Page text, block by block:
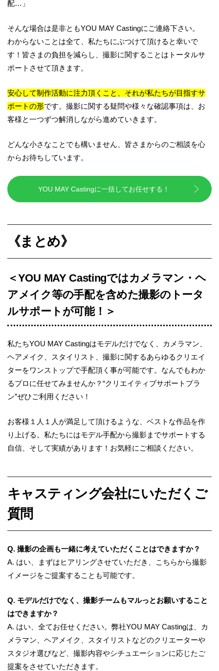
配…」
そんな場合は是非ともYOU MAY Castingにご連絡下さい。
わからないことは全て、私たちにぶつけて頂けると幸いで
す！皆さまの負担を減らし、撮影に関することはトータルサ
ポートさせて頂きます。
安心して制作活動に注力頂くこと、それが私たちが目指すサ
ポートの形です。撮影に関する疑問や様々な確認事項は、お
客様と一つずつ解消しながら進めていきます。
どんな小さなことでも構いません、皆さまからのご相談を心
からお待ちしています。
YOU MAY Castingに一括してお任せする！
《まとめ》
＜YOU MAY Castingではカメラマン・ヘ
アメイク等の手配を含めた撮影のトータ
ルサポートが可能！＞
私たちYOU MAY Castingはモデルだけでなく、カメラマン、
ヘアメイク、スタイリスト、撮影に関するあらゆるクリエイ
ターをワンストップで手配頂く事が可能です。なんでもわか
るプロに任せてみませんか？“クリエイティブサポートプラ
ン”ぜひご利用ください！
お客様１人１人が満足して頂けるような、ベストな作品を作
り上げる。私たちにはモデル手配から撮影までサポートする
自信、そして実績があります！お気軽にご相談ください。
キャスティング会社にいただくご
質問
Q. 撮影の企画も一緒に考えていただくことはできますか？
A. はい、まずはヒアリングさせていただき、こちらから撮影
イメージをご提案することも可能です。
Q. モデルだけでなく、撮影チームもマルっとお願いすること
はできますか？
A. はい、全てお任せください。弊社YOU MAY Castingは、カ
メラマン、ヘアメイク、スタイリストなどのクリエーターや
スタジオ選びなど、撮影内容やシチュエーションに応じたご
提案をさせていただきます。